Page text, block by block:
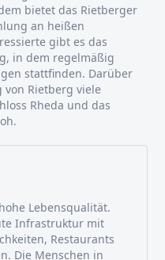
bietet das Rietberger
an heißen
gibt es das
in dem regelmäßig
stattfinden. Darüber
Rietberg viele
Rheda und das
Lebensqualität.
Infrastruktur mit
Restaurants
Die Menschen in